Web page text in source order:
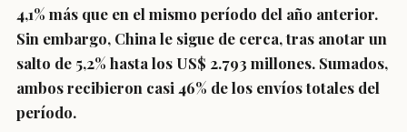
4,1% más que en el mismo período del año anterior.
Sin embargo, China le sigue de cerca, tras anotar un
salto de 5,2% hasta los US$ 2.793 millones. Sumados,
ambos recibieron casi 46% de los envíos totales del
período.